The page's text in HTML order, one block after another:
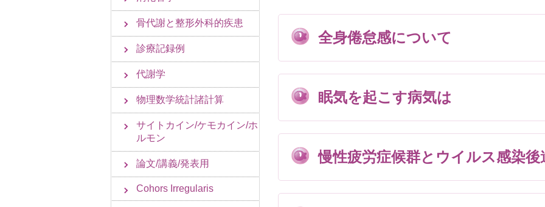
全身倦怠感について
眠気を起こす病気は
慢性疲労症候群とウイルス感染後
骨代謝と整形外科的疾患
診療記録例
代謝学
物理数学統計諸計算
サイトカイン/ケモカイン/ホ
ルモン
論文/講義/発表用
Cohors Irregularis